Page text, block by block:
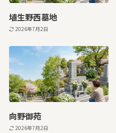
埴生野西墓地
2026年7月2日
向野御苑
2026年7月2日